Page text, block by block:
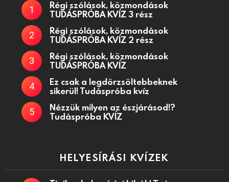
Régi szólások, közmondások
TUDÁSPRÓBA KVÍZ 3 rész
Régi szólások, közmondások
TUDÁSPRÓBA KVÍZ 2 rész
Régi szólások, közmondások
TUDÁSPRÓBA KVÍZ
Ez csak a legdörzsöltebbeknek
sikerül! Tudáspróba kvíz
Nézzük milyen az észjárásod!?
Tudáspróba KVÍZ
HELYESÍRÁSI KVÍZEK